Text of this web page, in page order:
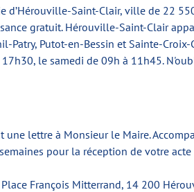
d’Hérouville-Saint-Clair, ville de 22
gratuit. Hérouville-Saint-Clair
Patry, Putot-en-Bessin et Sainte-
le samedi de 09h à 11h45.
lettre à Monsieur le Maire.
pour la réception de votre
François Mitterrand, 14 200